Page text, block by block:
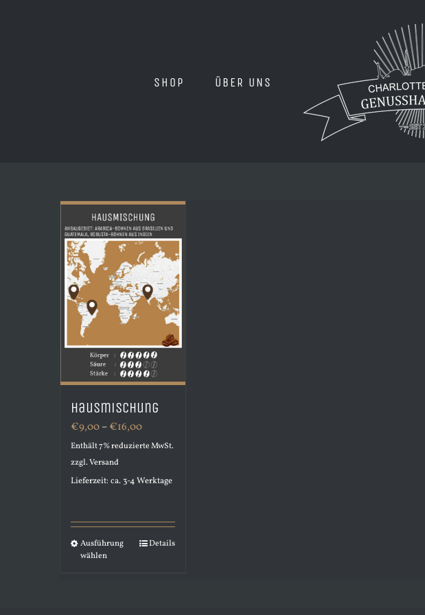
SHOP ÜBER UNS
Hausmischung
€9,00–€16,00Preisspanne:
€9,00
€16,00
Enthält 7% reduzierte MwSt.
zzgl.Versand
Lieferzeit: ca. 3-4 Werktage
Ausführung
wählen
DiesesDetails